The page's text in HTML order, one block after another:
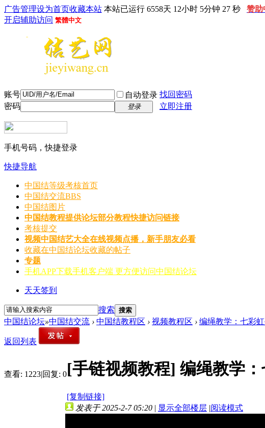
广告管理设为首页收藏本站 本站已运行 6558天 12小时 5分钟 28 秒 赞助
开启辅助访问 繁體中文
账号 自动登录 找回密码
密码
登录 立即注册
手机号码，快捷登录
快捷导航
中国结等级考核首页
中国结交流BBS
中国结图片
中国结教程提供论坛部分教程快捷访问链接
考核提交
视频中国结艺大全在线视频点播，新手朋友必看
收藏在中国结论坛收藏的帖子
专题
手机APP下载手机客户端 更方便访问中国结论坛
天天签到
搜索 搜索
中国结论坛»中国结交流 › 中国结教程区 › 视频教程区 › 编绳教学：七彩
返回列表
查看: 1223|回复: 0[手链视频教程] 编绳教学
[复制链接]
发表于 2025-2-7 05:20 | 显示全部楼层 |阅读模式